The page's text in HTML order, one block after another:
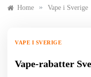
Home » Vape i Sverige
VAPE I SVERIGE
Vape-rabatter